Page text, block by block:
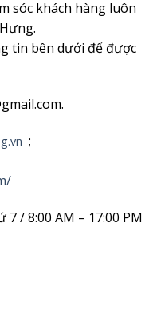
sóc khách hàng luôn
tin bên dưới để được
;
/ 8:00 AM – 17:00 PM